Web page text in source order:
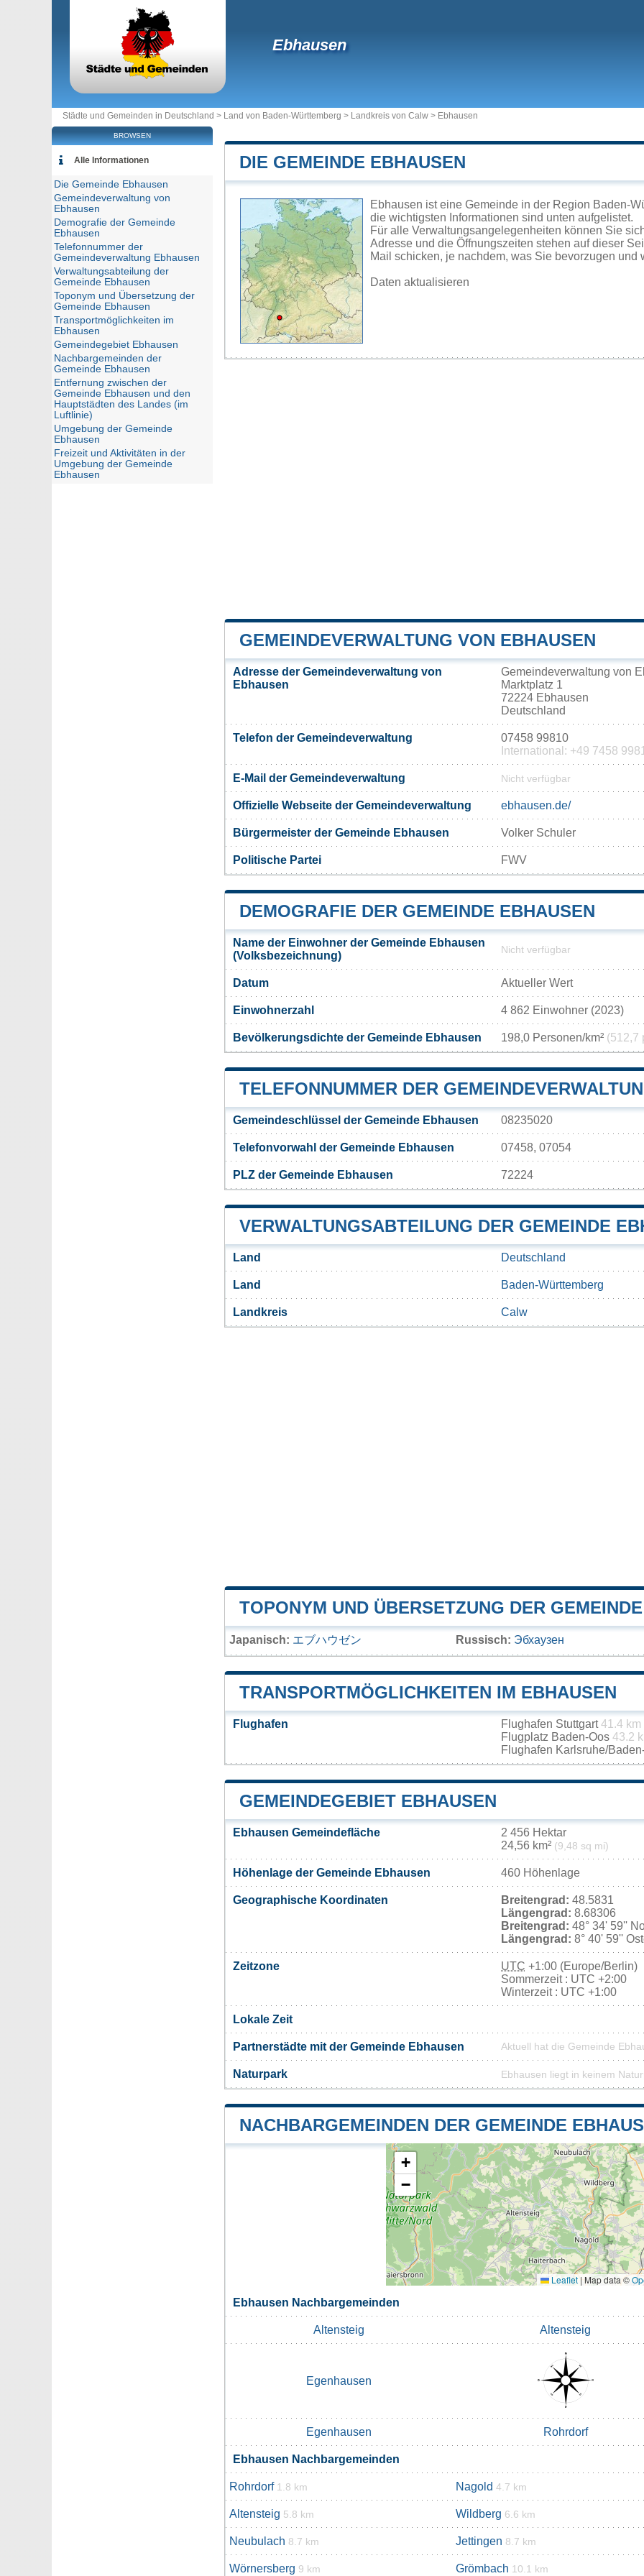
Ebhausen
Städte und Gemeinden in Deutschland > Land von Baden-Württemberg > Landkreis von Calw > Ebhausen
DIE GEMEINDE EBHAUSEN
Ebhausen ist eine Gemeinde in der Region Baden-
die wichtigsten Informationen sind unten aufgelistet.
Für alle Verwaltungsangelegenheiten können Sie
Adresse und die Öffnungszeiten stehen auf dieser
Mail schicken, je nachdem, was Sie bevorzugen und
Daten aktualisieren
GEMEINDEVERWALTUNG VON EBHAUSEN
Adresse der Gemeindeverwaltung von
Ebhausen
Gemeindeverwaltung von
Marktplatz 1
72224 Ebhausen
Deutschland
Telefon der Gemeindeverwaltung
07458 99810
International: +49 7458
E-Mail der Gemeindeverwaltung Nicht verfügbar
Offizielle Webseite der Gemeindeverwaltung ebhausen.de/
Bürgermeister der Gemeinde Ebhausen Volker Schuler
Politische Partei FWV
DEMOGRAFIE DER GEMEINDE EBHAUSEN
Name der Einwohner der Gemeinde Ebhausen
(Volksbezeichnung)
Nicht verfügbar
Datum Aktueller Wert
Einwohnerzahl 4 862 Einwohner (2023)
Bevölkerungsdichte der Gemeinde Ebhausen 198,0 Personen/km² (512,7
TELEFONNUMMER DER
Gemeindeschlüssel der Gemeinde Ebhausen 08235020
Telefonvorwahl der Gemeinde Ebhausen 07458, 07054
PLZ der Gemeinde Ebhausen 72224
VERWALTUNGSABTEILUNG DER GEMEINDE
Land Deutschland
Land Baden-Württemberg
Landkreis Calw
TOPONYM UND ÜBERSETZUNG DER
Japanisch: エブハウゼン Russisch: Эбхаузен
TRANSPORTMÖGLICHKEITEN IM EBHAUSEN
Flughafen Flughafen Stuttgart41.4 km
Flugplatz Baden-Oos 43.2
Flughafen Karlsruhe/
GEMEINDEGEBIET EBHAUSEN
Ebhausen Gemeindefläche
2 456 Hektar
24,56 km² (9,48 sq mi)
Höhenlage der Gemeinde Ebhausen 460 Höhenlage
Geographische Koordinaten Breitengrad: 48.5831
Längengrad: 8.68306
Breitengrad: 48° 34' 59''
Längengrad: 8° 40' 59''
Zeitzone UTC +1:00 (Europe/Berlin)
Sommerzeit : UTC +2:00
Winterzeit : UTC +1:00
Lokale Zeit
Partnerstädte mit der Gemeinde Ebhausen Aktuell hat die Gemeinde
Naturpark Ebhausen liegt in keinem
NACHBARGEMEINDEN DER GEMEINDE
+
−
Leaflet | Map data ©
Ebhausen Nachbargemeinden
Altensteig Altensteig
Egenhausen
Egenhausen Rohrdorf
Ebhausen Nachbargemeinden
Rohrdorf 1.8 km Nagold 4.7 km
Altensteig 5.8 km Wildberg 6.6 km
Neubulach 8.7 km Jettingen 8.7 km
Wörnersberg 9 km Grömbach 10.1 km
BROWSEN
Alle Informationen
Die Gemeinde Ebhausen
Gemeindeverwaltung von
Ebhausen
Demografie der Gemeinde
Ebhausen
Telefonnummer der
Gemeindeverwaltung Ebhausen
Verwaltungsabteilung der
Gemeinde Ebhausen
Toponym und Übersetzung der
Gemeinde Ebhausen
Transportmöglichkeiten im
Ebhausen
Gemeindegebiet Ebhausen
Nachbargemeinden der
Gemeinde Ebhausen
Entfernung zwischen der
Gemeinde Ebhausen und den
Hauptstädten des Landes (im
Luftlinie)
Umgebung der Gemeinde
Ebhausen
Freizeit und Aktivitäten in der
Umgebung der Gemeinde
Ebhausen